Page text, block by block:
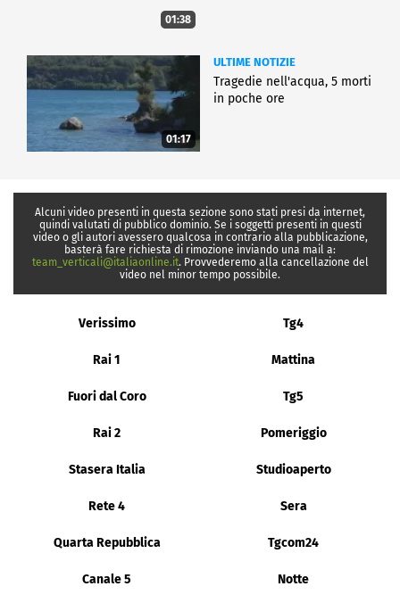
01:38
01:17
ULTIME NOTIZIE
Tragedie nell'acqua, 5 morti
in poche ore
Alcuni video presenti in questa sezione sono stati presi da internet,
quindi valutati di pubblico dominio. Se i soggetti presenti in questi
video o gli autori avessero qualcosa in contrario alla pubblicazione,
basterà fare richiesta di rimozione inviando una mail a:
team_verticali@italiaonline.it. Provvederemo alla cancellazione del
video nel minor tempo possibile.
Verissimo Tg4
Rai 1 Mattina
Fuori dal Coro Tg5
Rai 2 Pomeriggio
Stasera Italia Studioaperto
Rete 4 Sera
Quarta Repubblica Tgcom24
Canale 5 Notte